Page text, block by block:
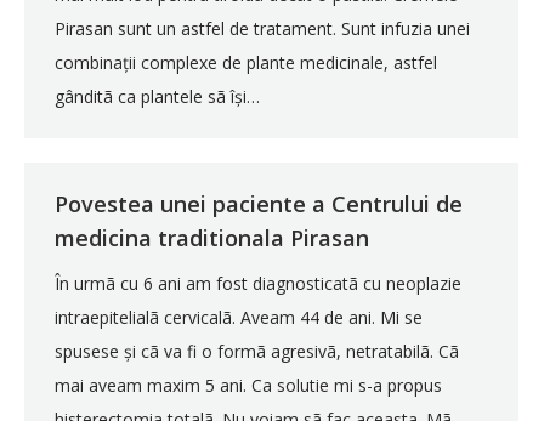
Pirasan sunt un astfel de tratament. Sunt infuzia unei
combinații complexe de plante medicinale, astfel
gânditã ca plantele sã își…
Povestea unei paciente a Centrului de
medicina traditionala Pirasan
În urmã cu 6 ani am fost diagnosticatã cu neoplazie
intraepitelialã cervicalã. Aveam 44 de ani. Mi se
spusese și cã va fi o formã agresivã, netratabilã. Cã
mai aveam maxim 5 ani. Ca solutie mi s-a propus